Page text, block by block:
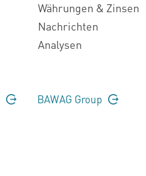
Währungen & Zinsen
Nachrichten
Analysen
BAWAG Group